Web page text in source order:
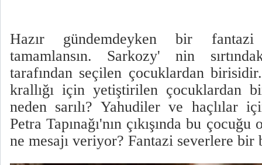
Hazır gündemdeyken bir
tamamlansın. Sarkozy' nin
tarafından seçilen çocuklardan
krallığı için yetiştirilen
neden sarılı? Yahudiler ve haçlılar
Petra Tapınağı'nın çıkışında bu
ne mesajı veriyor? Fantazi severlere bir